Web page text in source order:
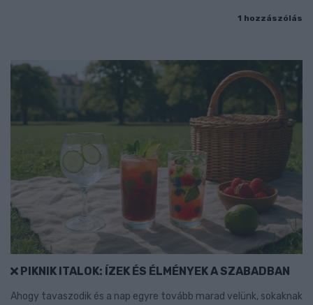
1 hozzászólás
PIKNIK ITALOK: ÍZEK ÉS ÉLMÉNYEK A SZABADBAN
Ahogy tavaszodik és a nap egyre tovább marad velünk, sokaknak